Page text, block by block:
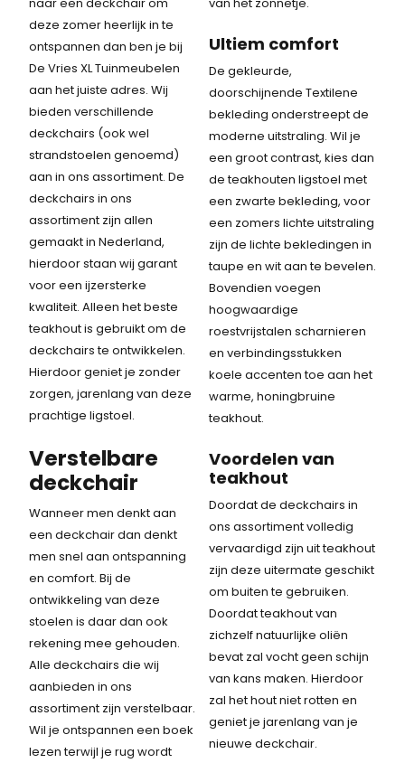
deze zomer heerlijk in te
ontspannen dan ben je bij
De Vries XL Tuinmeubelen
aan het juiste adres. Wij
bieden verschillende
deckchairs (ook wel
strandstoelen genoemd)
aan in ons assortiment. De
deckchairs in ons
assortiment zijn allen
gemaakt in Nederland,
hierdoor staan wij garant
voor een ijzersterke
kwaliteit. Alleen het beste
teakhout is gebruikt om de
deckchairs te ontwikkelen.
Hierdoor geniet je zonder
zorgen, jarenlang van deze
prachtige ligstoel.
Verstelbare
deckchair
Wanneer men denkt aan
een deckchair dan denkt
men snel aan ontspanning
en comfort. Bij de
ontwikkeling van deze
stoelen is daar dan ook
rekening mee gehouden.
Alle deckchairs die wij
aanbieden in ons
assortiment zijn verstelbaar.
Wil je ontspannen een boek
lezen terwijl je rug wordt
Ultiem comfort
De gekleurde,
doorschijnende Textilene
bekleding onderstreept de
moderne uitstraling. Wil je
een groot contrast, kies dan
de teakhouten ligstoel met
een zwarte bekleding, voor
een zomers lichte uitstraling
zijn de lichte bekledingen in
taupe en wit aan te bevelen.
Bovendien voegen
hoogwaardige
roestvrijstalen scharnieren
en verbindingsstukken
koele accenten toe aan het
warme, honingbruine
teakhout.
Voordelen van
teakhout
Doordat de deckchairs in
ons assortiment volledig
vervaardigd zijn uit teakhout
zijn deze uitermate geschikt
om buiten te gebruiken.
Doordat teakhout van
zichzelf natuurlijke oliën
bevat zal vocht geen schijn
van kans maken. Hierdoor
zal het hout niet rotten en
geniet je jarenlang van je
nieuwe deckchair.